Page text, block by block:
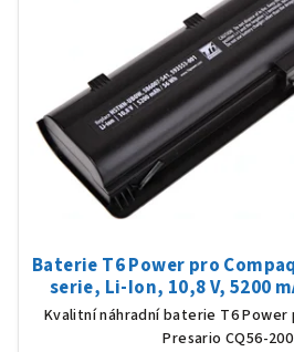
Baterie T6 Power pro
serie, Li-Ion, 10,8 V, 5200
Kvalitní náhradní baterie T6
Presario CQ56-